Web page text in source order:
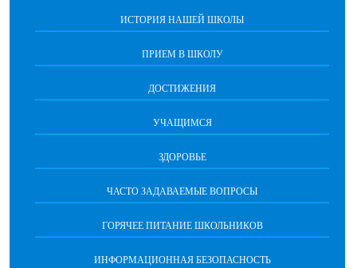
ИСТОРИЯ НАШЕЙ ШКОЛЫ
ПРИЕМ В ШКОЛУ
ДОСТИЖЕНИЯ
УЧАЩИМСЯ
ЗДОРОВЬЕ
ЧАСТО ЗАДАВАЕМЫЕ ВОПРОСЫ
ГОРЯЧЕЕ ПИТАНИЕ ШКОЛЬНИКОВ
ИНФОРМАЦИОННАЯ БЕЗОПАСНОCТЬ